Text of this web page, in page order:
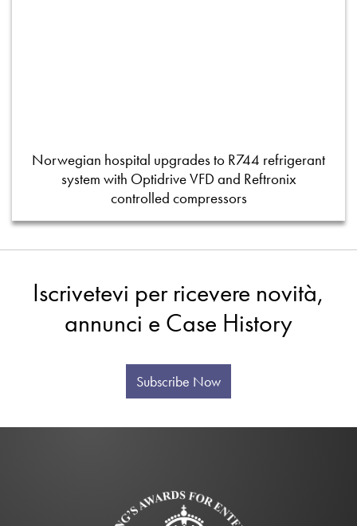
Norwegian hospital upgrades to R744 refrigerant
system with Optidrive VFD and Reftronix
controlled compressors
Iscrivetevi per ricevere novità,
annunci e Case History
Subscribe Now